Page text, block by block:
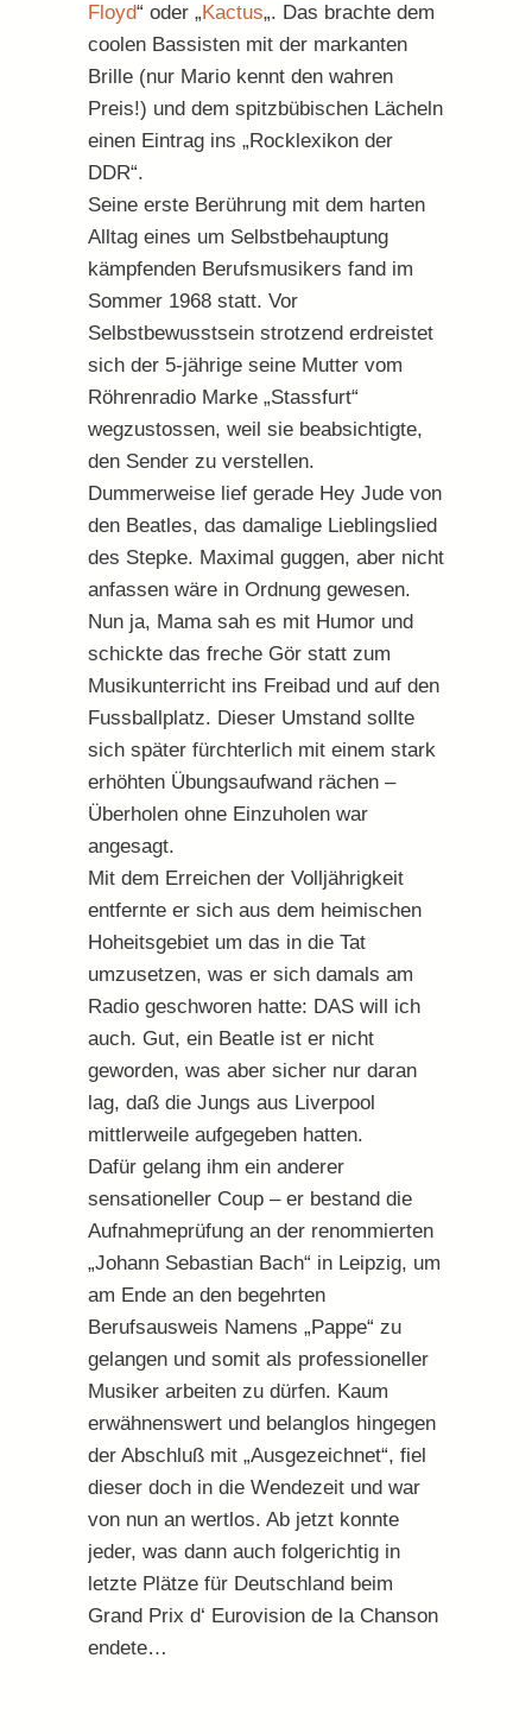
Floyd“ oder „ Kactus„. Das brachte dem
coolen Bassisten mit der markanten
Brille (nur Mario kennt den wahren
Preis!) und dem spitzbübischen Lächeln
einen Eintrag ins „Rocklexikon der
DDR“.
Seine erste Berührung mit dem harten
Alltag eines um Selbstbehauptung
kämpfenden Berufsmusikers fand im
Sommer 1968 statt. Vor
Selbstbewusstsein strotzend erdreistet
sich der 5-jährige seine Mutter vom
Röhrenradio Marke „Stassfurt“
wegzustossen, weil sie beabsichtigte,
den Sender zu verstellen.
Dummerweise lief gerade Hey Jude von
den Beatles, das damalige Lieblingslied
des Stepke. Maximal guggen, aber nicht
anfassen wäre in Ordnung gewesen.
Nun ja, Mama sah es mit Humor und
schickte das freche Gör statt zum
Musikunterricht ins Freibad und auf den
Fussballplatz. Dieser Umstand sollte
sich später fürchterlich mit einem stark
erhöhten Übungsaufwand rächen –
Überholen ohne Einzuholen war
angesagt.
Mit dem Erreichen der Volljährigkeit
entfernte er sich aus dem heimischen
Hoheitsgebiet um das in die Tat
umzusetzen, was er sich damals am
Radio geschworen hatte: DAS will ich
auch. Gut, ein Beatle ist er nicht
geworden, was aber sicher nur daran
lag, daß die Jungs aus Liverpool
mittlerweile aufgegeben hatten.
Dafür gelang ihm ein anderer
sensationeller Coup – er bestand die
Aufnahmeprüfung an der renommierten
„Johann Sebastian Bach“ in Leipzig, um
am Ende an den begehrten
Berufsausweis Namens „Pappe“ zu
gelangen und somit als professioneller
Musiker arbeiten zu dürfen. Kaum
erwähnenswert und belanglos hingegen
der Abschluß mit „Ausgezeichnet“, fiel
dieser doch in die Wendezeit und war
von nun an wertlos. Ab jetzt konnte
jeder, was dann auch folgerichtig in
letzte Plätze für Deutschland beim
Grand Prix d‘ Eurovision de la Chanson
endete…